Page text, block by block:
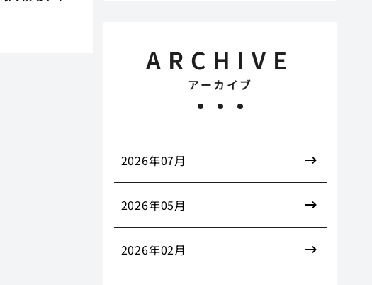
ARCHIVE
アーカイブ
2026年07月
2026年05月
2026年02月